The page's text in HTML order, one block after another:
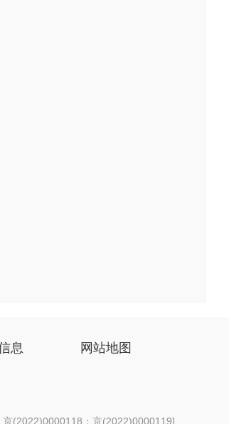
息 网站地图
(2022)0000118；京(2022)0000119]